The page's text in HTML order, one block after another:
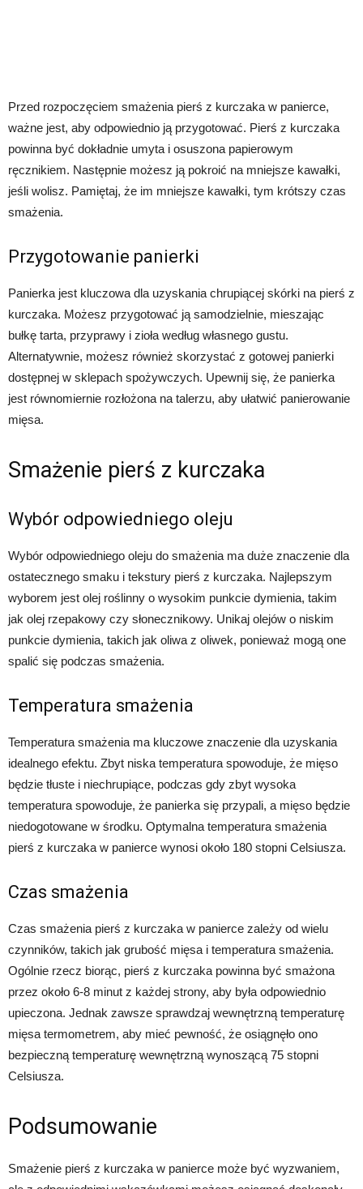
Przed rozpoczęciem smażenia pierś z kurczaka w panierce,
ważne jest, aby odpowiednio ją przygotować. Pierś z kurczaka
powinna być dokładnie umyta i osuszona papierowym
ręcznikiem. Następnie możesz ją pokroić na mniejsze kawałki,
jeśli wolisz. Pamiętaj, że im mniejsze kawałki, tym krótszy czas
smażenia.
Przygotowanie panierki
Panierka jest kluczowa dla uzyskania chrupiącej skórki na pierś z
kurczaka. Możesz przygotować ją samodzielnie, mieszając
bułkę tarta, przyprawy i zioła według własnego gustu.
Alternatywnie, możesz również skorzystać z gotowej panierki
dostępnej w sklepach spożywczych. Upewnij się, że panierka
jest równomiernie rozłożona na talerzu, aby ułatwić panierowanie
mięsa.
Smażenie pierś z kurczaka
Wybór odpowiedniego oleju
Wybór odpowiedniego oleju do smażenia ma duże znaczenie dla
ostatecznego smaku i tekstury pierś z kurczaka. Najlepszym
wyborem jest olej roślinny o wysokim punkcie dymienia, takim
jak olej rzepakowy czy słonecznikowy. Unikaj olejów o niskim
punkcie dymienia, takich jak oliwa z oliwek, ponieważ mogą one
spalić się podczas smażenia.
Temperatura smażenia
Temperatura smażenia ma kluczowe znaczenie dla uzyskania
idealnego efektu. Zbyt niska temperatura spowoduje, że mięso
będzie tłuste i niechrupiące, podczas gdy zbyt wysoka
temperatura spowoduje, że panierka się przypali, a mięso będzie
niedogotowane w środku. Optymalna temperatura smażenia
pierś z kurczaka w panierce wynosi około 180 stopni Celsiusza.
Czas smażenia
Czas smażenia pierś z kurczaka w panierce zależy od wielu
czynników, takich jak grubość mięsa i temperatura smażenia.
Ogólnie rzecz biorąc, pierś z kurczaka powinna być smażona
przez około 6-8 minut z każdej strony, aby była odpowiednio
upieczona. Jednak zawsze sprawdzaj wewnętrzną temperaturę
mięsa termometrem, aby mieć pewność, że osiągnęło ono
bezpieczną temperaturę wewnętrzną wynoszącą 75 stopni
Celsiusza.
Podsumowanie
Smażenie pierś z kurczaka w panierce może być wyzwaniem,